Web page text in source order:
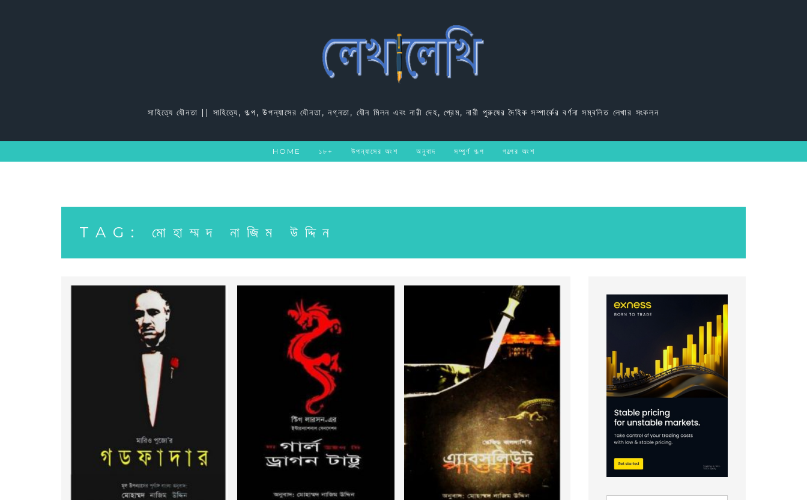
সাহিত্যে যৌনতা || সাহিত্যে, গল্প, উপন্যাসের যৌনতা, নগ্নতা, যৌন মিলন এবং নারী দেহ, প্রেম, নারী পুরুষের দৈহিক সম্পার্কের বর্ণনা সম্বলিত লেখার সংকলন
HOME ১৮+ উপন্যাসের অংশ অনুবাদ সম্পুর্ণ গল্প গল্পের অংশ
TAG: মােহাম্মদ নাজিম উদ্দিন